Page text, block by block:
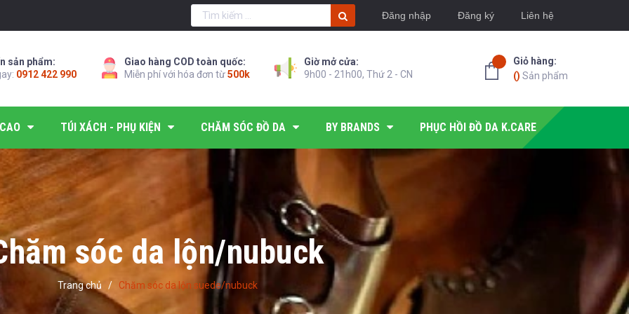
Đăng nhập Đăng ký Liên hệ
sản phẩm:
0912 422 990
Giao hàng COD toàn quốc:
Miễn phí với hóa đơn từ500k
Giờ mở cửa:
9h00 - 21h00, Thứ 2 - CN
Giỏ hàng:
() Sản phẩm
TÚI XÁCH - PHỤ KIỆN CHĂM SÓC ĐỒ DA BY BRANDS PHỤC HỒI ĐỒ DA K.CARE
sóc da lộn/nubuck
Trang chủ / Chăm sóc da lộn suede/nubuck